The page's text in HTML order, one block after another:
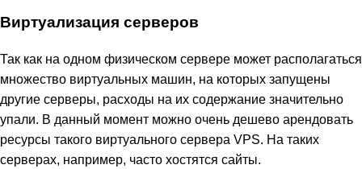
Виртуализация серверов
Так как на одном физическом сервере может располагаться
множество виртуальных машин, на которых запущены
другие серверы, расходы на их содержание значительно
упали. В данный момент можно очень дешево арендовать
ресурсы такого виртуального сервера VPS. На таких
серверах, например, часто хостятся сайты.